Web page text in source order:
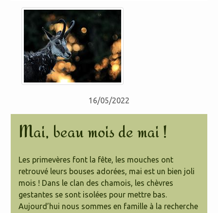
16/05/2022
Mai, beau mois de mai !
Les primevères font la fête, les mouches ont
retrouvé leurs bouses adorées, mai est un bien joli
mois ! Dans le clan des chamois, les chèvres
gestantes se sont isolées pour mettre bas.
Aujourd’hui nous sommes en famille à la recherche